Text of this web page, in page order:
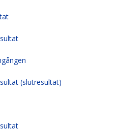
(slutresultat)